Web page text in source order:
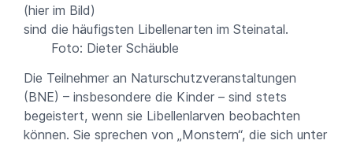
(hier im Bild)
sind die häufigsten Libellenarten im Steinatal.
Foto: Dieter Schäuble
Die Teilnehmer an Naturschutzveranstaltungen
(BNE) – insbesondere die Kinder – sind stets
begeistert, wenn sie Libellenlarven beobachten
können. Sie sprechen von „Monstern“, die sich unter